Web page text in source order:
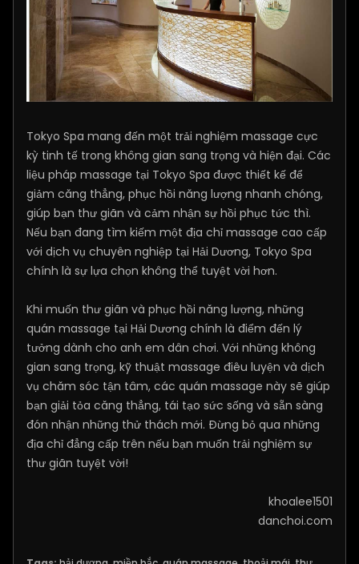
Tokyo Spa mang đến một trải nghiệm massage cực
kỳ tinh tế trong không gian sang trọng và hiện đại. Các
liệu pháp massage tại Tokyo Spa được thiết kế để
giảm căng thẳng, phục hồi năng lượng nhanh chóng,
giúp bạn thư giãn và cảm nhận sự hồi phục tức thì.
Nếu bạn đang tìm kiếm một địa chỉ massage cao cấp
với dịch vụ chuyên nghiệp tại Hải Dương, Tokyo Spa
chính là sự lựa chọn không thể tuyệt vời hơn.
Khi muốn thư giãn và phục hồi năng lượng, những
quán massage tại Hải Dương chính là điểm đến lý
tưởng dành cho anh em dân chơi. Với những không
gian sang trọng, kỹ thuật massage điêu luyện và dịch
vụ chăm sóc tận tâm, các quán massage này sẽ giúp
bạn giải tỏa căng thẳng, tái tạo sức sống và sẵn sàng
đón nhận những thử thách mới. Đừng bỏ qua những
địa chỉ đẳng cấp trên nếu bạn muốn trải nghiệm sự
thư giãn tuyệt vời!
khoalee1501
danchoi.com